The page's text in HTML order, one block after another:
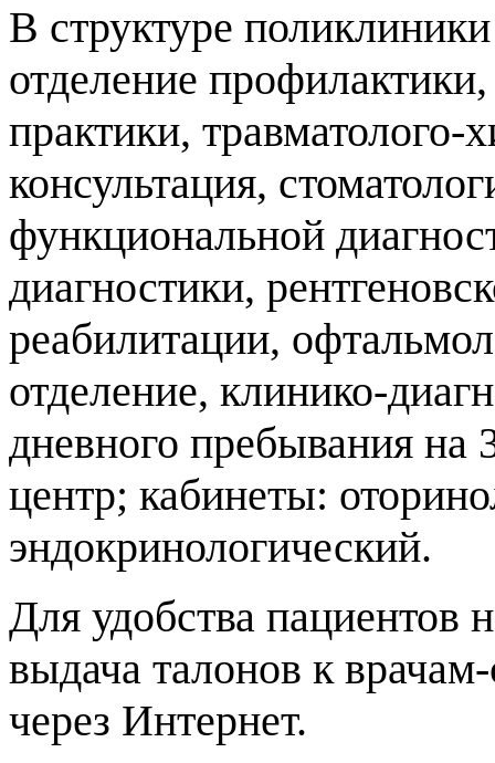
В структуре
отделение
практики, травматолого-
консультация,
функциональной
диагностики,
реабилитации,
отделение, клинико-
дневного пребывания на
центр; кабинеты:
эндокринологический.
Для удобства пациентов
выдача талонов к
через Интернет.